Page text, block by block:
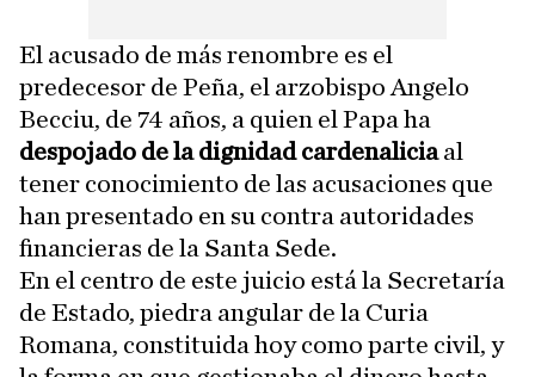
El acusado de más renombre es el
predecesor de Peña, el arzobispo Angelo
Becciu, de 74 años, a quien el Papa ha
despojado de la dignidad cardenaliciaal
tener conocimiento de las acusaciones que
han presentado en su contra autoridades
financieras de la Santa Sede.
En el centro de este juicio está la Secretaría
de Estado, piedra angular de la Curia
Romana, constituida hoy como parte civil, y